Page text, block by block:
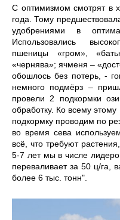
С оптимизмом смотрят в
года. Тому
удобрениями в
Использовались
пшеницы «гром»,
«чернява»; ячменя –
обошлось без потерь, -
немного подмёрз –
провели 2 подкормки
обработку. Ко всему
подкормку проводим по
во время сева
всё, что требуют
5-7 лет мы в числе
переваливает за 50 ц/га,
более 6 тыс. тонн".